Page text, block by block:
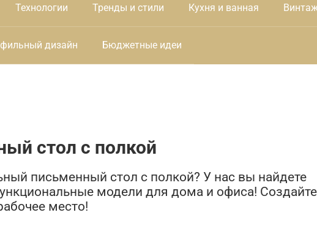
Технологии Тренды и стили Кухня и ванная
дизайн Бюджетные идеи
стол с полкой
письменный стол с полкой? У нас вы найдете
модели для дома и офиса! Создайте
место!